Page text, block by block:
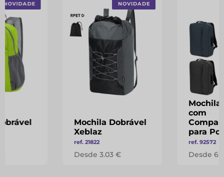
NOVIDADE NOVIDADE
Mochila Dobrável
Xeblaz
ref. 21822
Desde 3.03 €
Mochila
com
para
ref. 92572
Desde